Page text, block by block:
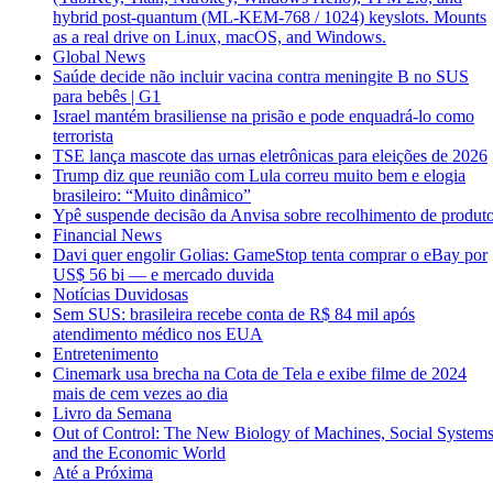
hybrid post-quantum (ML-KEM-768 / 1024) keyslots. Mounts
as a real drive on Linux, macOS, and Windows.
Global News
Saúde decide não incluir vacina contra meningite B no SUS
para bebês | G1
Israel mantém brasiliense na prisão e pode enquadrá-lo como
terrorista
TSE lança mascote das urnas eletrônicas para eleições de 2026
Trump diz que reunião com Lula correu muito bem e elogia
brasileiro: “Muito dinâmico”
Ypê suspende decisão da Anvisa sobre recolhimento de
Financial News
Davi quer engolir Golias: GameStop tenta comprar o eBay por
US$ 56 bi — e mercado duvida
Notícias Duvidosas
Sem SUS: brasileira recebe conta de R$ 84 mil após
atendimento médico nos EUA
Entretenimento
Cinemark usa brecha na Cota de Tela e exibe filme de 2024
mais de cem vezes ao dia
Livro da Semana
Out of Control: The New Biology of Machines, Social
and the Economic World
Até a Próxima